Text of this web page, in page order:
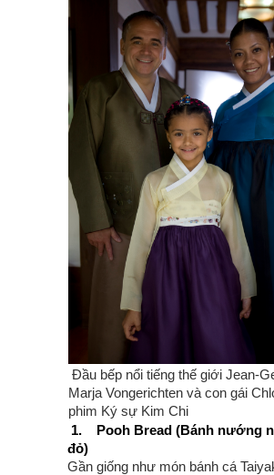
Đầu bếp nổi tiếng thế giới Jean-
Marja Vongerichten và con gái
phim Ký sự Kim Chi
1. Pooh Bread (Bánh nướng
đỏ)
Gần giống như món bánh cá